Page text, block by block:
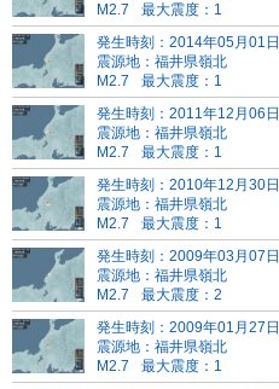
M2.7
最大震度：1
発生時刻：2014年05月01
震源地：福井県嶺北
M2.7
最大震度：1
発生時刻：2011年12月06
震源地：福井県嶺北
M2.7
最大震度：1
発生時刻：2010年12月30
震源地：福井県嶺北
M2.7
最大震度：1
発生時刻：2009年03月07
震源地：福井県嶺北
M2.7
最大震度：2
発生時刻：2009年01月27
震源地：福井県嶺北
M2.7
最大震度：1